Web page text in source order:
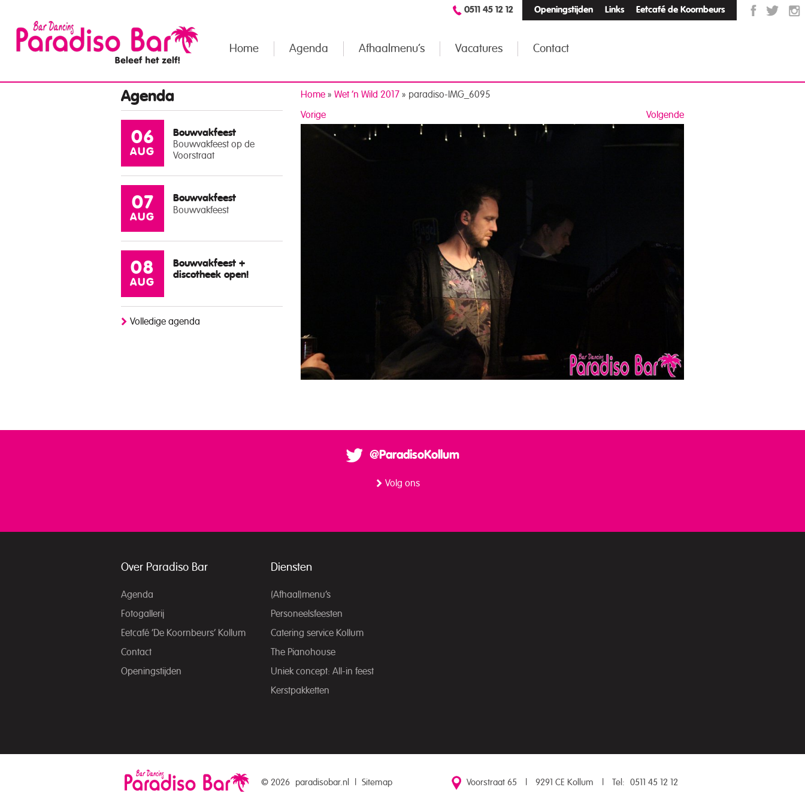
Openingstijden Links Eetcafé de Koornbeurs
0511 45 12 12
Home Agenda Afhaalmenu’s Vacatures Contact
Agenda
06
AUG
Bouwvakfeest
Bouwvakfeest op de
Voorstraat
07
AUG
Bouwvakfeest
Bouwvakfeest
08
AUG
Bouwvakfeest +
discotheek open!
Volledige agenda
Home » Wet ’n Wild 2017 » paradiso-IMG_6095
Volgende
Vorige
@ParadisoKollum
Volg ons
Over Paradiso Bar
Agenda
Fotogallerij
Eetcafé ‘De Koornbeurs’ Kollum
Contact
Openingstijden
Diensten
(Afhaal)menu’s
Personeelsfeesten
Catering service Kollum
The Pianohouse
Uniek concept: All-in feest
Kerstpakketten
© 2026 paradisobar.nl Sitemap Voorstraat 65 9291 CE Kollum Tel: 0511 45 12 12